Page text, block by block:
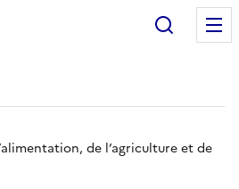
de l’agriculture et de